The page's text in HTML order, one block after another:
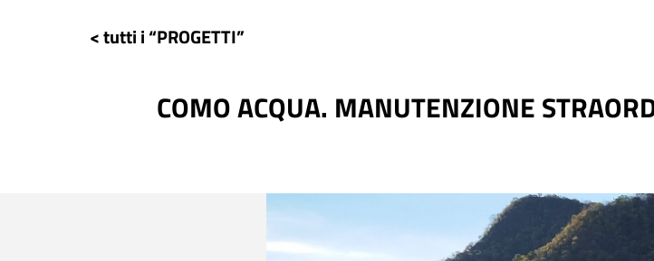
< tutti i “PROGETTI”
COMO ACQUA. MANUTENZIONE